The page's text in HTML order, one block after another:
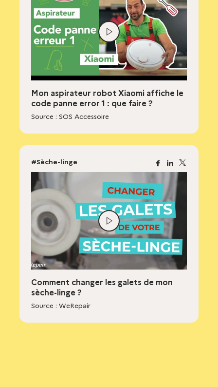
Mon aspirateur robot Xiaomi affiche le
code panne error 1 : que faire ?
Source : SOS Accessoire
Lire
la
vidéo
Comment changer les galets de mon
sèche-linge ?
Source : WeRepair
#Sèche-linge Facebook
Linkedin
X
Lire
la
vidéo